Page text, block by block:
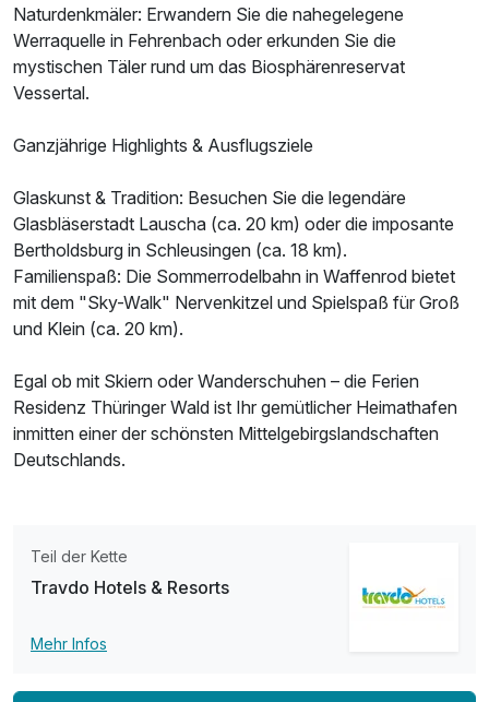
2 Erwachsene und 1 Kind
Ausstattung
Für 4 Tage
Dreibettzimmer
Naturdenkmäler: Erwandern Sie die nahegelegene
Werraquelle in Fehrenbach oder erkunden Sie die
mystischen Täler rund um das Biosphärenreservat
Vessertal.
Ganzjährige Highlights & Ausflugsziele
Glaskunst & Tradition: Besuchen Sie die legendäre
Glasbläserstadt Lauscha (ca. 20 km) oder die imposante
Bertholdsburg in Schleusingen (ca. 18 km).
Familienspaß: Die Sommerrodelbahn in Waffenrod bietet
mit dem "Sky-Walk" Nervenkitzel und Spielspaß für Groß
und Klein (ca. 20 km).
Egal ob mit Skiern oder Wanderschuhen – die Ferien
Residenz Thüringer Wald ist Ihr gemütlicher Heimathafen
inmitten einer der schönsten Mittelgebirgslandschaften
Deutschlands.
Teil der Kette
Travdo Hotels & Resorts
Mehr Infos